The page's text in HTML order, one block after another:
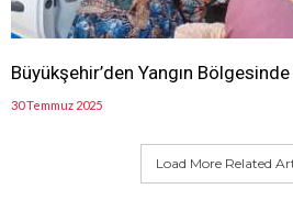
Büyükşehir’den Yangın
30 Temmuz 2025
Load More Related